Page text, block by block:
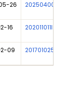
26 202504008I
16 202011011I
09 201701025I